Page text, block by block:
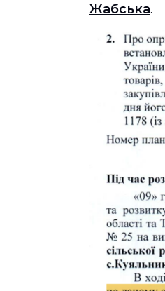
Жабська.